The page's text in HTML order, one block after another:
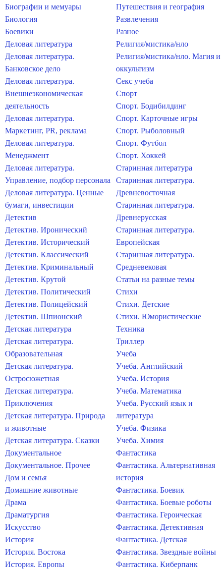
Биографии и мемуары
Биология
Боевики
Деловая литература
Деловая литература.
Банковское дело
Деловая литература.
Внешнеэкономическая
деятельность
Деловая литература.
Маркетинг, PR, реклама
Деловая литература.
Менеджмент
Деловая литература.
Управление, подбор персонала
Деловая литература. Ценные
бумаги, инвестиции
Детектив
Детектив. Иронический
Детектив. Исторический
Детектив. Классический
Детектив. Криминальный
Детектив. Крутой
Детектив. Политический
Детектив. Полицейский
Детектив. Шпионский
Детская литература
Детская литература.
Образовательная
Детская литература.
Остросюжетная
Детская литература.
Приключения
Детская литература. Природа
и животные
Детская литература. Сказки
Документальное
Документальное. Прочее
Дом и семья
Домашние животные
Драма
Драматургия
Искусство
История
История. Востока
История. Европы
Путешествия и география
Развлечения
Разное
Религия/мистика/нло
Религия/мистика/нло. Магия и
оккультизм
Секс учеба
Спорт
Спорт. Бодибилдинг
Спорт. Карточные игры
Спорт. Рыболовный
Спорт. Футбол
Спорт. Хоккей
Старинная литература
Старинная литература.
Древневосточная
Старинная литература.
Древнерусская
Старинная литература.
Европейская
Старинная литература.
Средневековая
Статьи на разные темы
Стихи
Стихи. Детские
Стихи. Юмористические
Техника
Триллер
Учеба
Учеба. Английский
Учеба. История
Учеба. Математика
Учеба. Русский язык и
литература
Учеба. Физика
Учеба. Химия
Фантастика
Фантастика. Альтернативная
история
Фантастика. Боевик
Фантастика. Боевые роботы
Фантастика. Героическая
Фантастика. Детективная
Фантастика. Детская
Фантастика. Звездные войны
Фантастика. Киберпанк